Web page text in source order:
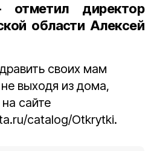
отметил директор
области Алексей
своих мам
выходя из дома,
сайте
catalog/Otkrytki.